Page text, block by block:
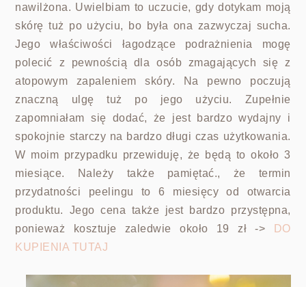
nawilżona. Uwielbiam to uczucie, gdy dotykam moją
skórę tuż po użyciu, bo była ona zazwyczaj sucha.
Jego właściwości łagodzące podrażnienia mogę
polecić z pewnością dla osób zmagających się z
atopowym zapaleniem skóry. Na pewno poczują
znaczną ulgę tuż po jego użyciu. Zupełnie
zapomniałam się dodać, że jest bardzo wydajny i
spokojnie starczy na bardzo długi czas użytkowania.
W moim przypadku przewiduję, że będą to około 3
miesiące. Należy także pamiętać., że termin
przydatności peelingu to 6 miesięcy od otwarcia
produktu. Jego cena także jest bardzo przystępna,
ponieważ kosztuje zaledwie około 19 zł ->
DO
KUPIENIA TUTAJ